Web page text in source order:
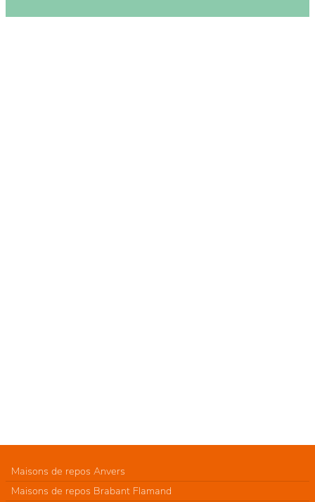
Maisons de repos Anvers
Maisons de repos Brabant Flamand